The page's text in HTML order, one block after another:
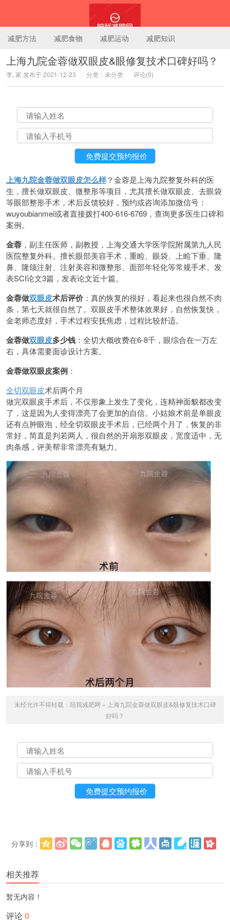
陪我减肥网
减肥方法 减肥食物 减肥运动 减肥知识
上海九院金蓉做双眼皮&眼修复技术口碑好吗？
李, 家 发布于 2021-12-23 分类：未分类 评论(0)
上海九院金蓉做双眼皮怎么样？金蓉是上海九院整复外科的医
生，擅长做双眼皮、微整形等项目，尤其擅长做双眼皮、去眼袋
等眼部整形手术，术后反馈较好，预约或咨询添加微信号：
wuyoubianmei或者直接拨打400-616-6769，查询更多医生口碑和
案例。
金蓉 ，副主任医师，副教授，上海交通大学医学院附属第九人民
医院整复外科。擅长眼部美容手术，重睑、眼袋、上睑下垂、隆
鼻、隆颌注射、注射美容和微整形、面部年轻化等常规手术。发
表SCI论文3篇，发表论文近十篇。
金蓉做双眼皮术后评价 ：真的恢复的很好，看起来也很自然不肉
条，第七天就很自然了。双眼皮手术整体效果好，自然恢复快，
金老师态度好，手术过程安抚焦虑，过程比较舒适。
金蓉做双眼皮多少钱 ：全切大概收费在6-8千，眼综合在一万左
右，具体需要面诊设计方案。
金蓉做双眼皮案例 ：
全切双眼皮术后两个月
做完双眼皮手术后，不仅形象上发生了变化，连精神面貌都改变
了，这是因为人变得漂亮了会更加的自信。小姑娘术前是单眼皮
还有点肿眼泡，经全切双眼皮手术后，已经两个月了，恢复的非
常好，简直是判若两人，很自然的开扇形双眼皮，宽度适中，无
肉条感，评美帮非常漂亮有魅力。
未经允许不得转载： 陪我减肥网 » 上海九院金蓉做双眼皮&眼修复技术口碑
好吗？
分享到：
相关推荐
暂无内容！
评论0